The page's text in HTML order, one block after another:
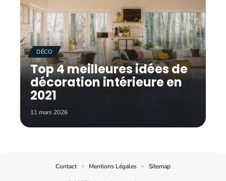
DÉCO
Top 4 meilleures idées de
décoration intérieure en
2021
11 mars 2026
Contact Mentions Légales Sitemap